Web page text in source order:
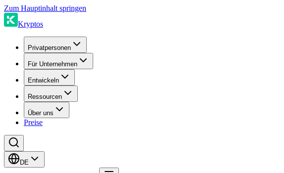
Zum Hauptinhalt springen
Kryptos
Privatpersonen
Für Unternehmen
Entwickeln
Ressourcen
Über uns
Preise
DE